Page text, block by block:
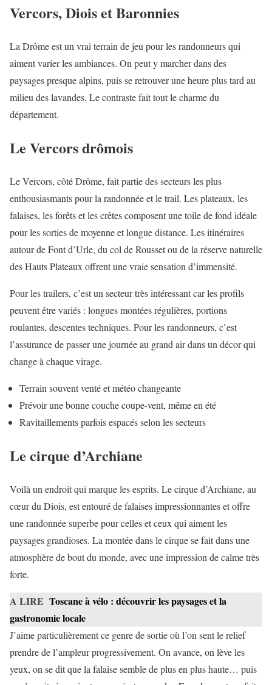
Vercors, Diois et Baronnies
La Drôme est un vrai terrain de jeu pour les randonneurs qui
aiment varier les ambiances. On peut y marcher dans des
paysages presque alpins, puis se retrouver une heure plus tard au
milieu des lavandes. Le contraste fait tout le charme du
département.
Le Vercors drômois
Le Vercors, côté Drôme, fait partie des secteurs les plus
enthousiasmants pour la randonnée et le trail. Les plateaux, les
falaises, les forêts et les crêtes composent une toile de fond idéale
pour les sorties de moyenne et longue distance. Les itinéraires
autour de Font d’Urle, du col de Rousset ou de la réserve naturelle
des Hauts Plateaux offrent une vraie sensation d’immensité.
Pour les trailers, c’est un secteur très intéressant car les profils
peuvent être variés : longues montées régulières, portions
roulantes, descentes techniques. Pour les randonneurs, c’est
l’assurance de passer une journée au grand air dans un décor qui
change à chaque virage.
Terrain souvent venté et météo changeante
Prévoir une bonne couche coupe-vent, même en été
Ravitaillements parfois espacés selon les secteurs
Le cirque d’Archiane
Voilà un endroit qui marque les esprits. Le cirque d’Archiane, au
cœur du Diois, est entouré de falaises impressionnantes et offre
une randonnée superbe pour celles et ceux qui aiment les
paysages grandioses. La montée dans le cirque se fait dans une
atmosphère de bout du monde, avec une impression de calme très
forte.
A LIRE Toscane à vélo : découvrir les paysages et la
gastronomie locale
J’aime particulièrement ce genre de sortie où l’on sent le relief
prendre de l’ampleur progressivement. On avance, on lève les
yeux, on se dit que la falaise semble de plus en plus haute… puis